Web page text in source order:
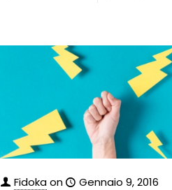
Fidoka on Gennaio 9, 2016